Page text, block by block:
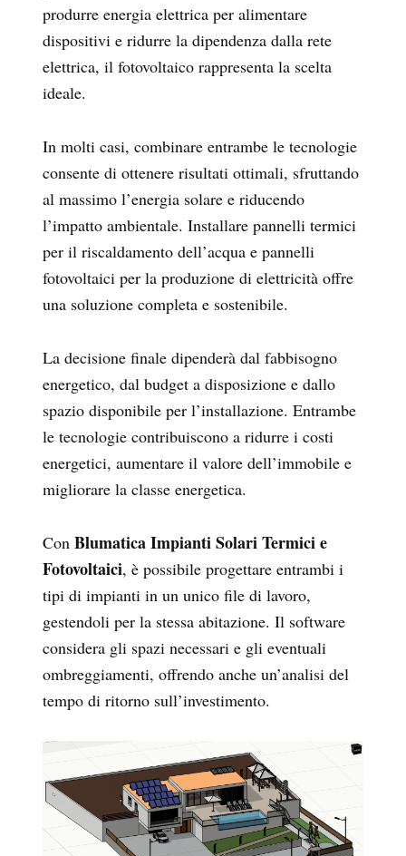
produrre energia elettrica per alimentare
dispositivi e ridurre la dipendenza dalla rete
elettrica, il fotovoltaico rappresenta la scelta
ideale.
In molti casi, combinare entrambe le tecnologie
consente di ottenere risultati ottimali, sfruttando
al massimo l’energia solare e riducendo
l’impatto ambientale. Installare pannelli termici
per il riscaldamento dell’acqua e pannelli
fotovoltaici per la produzione di elettricità offre
una soluzione completa e sostenibile.
La decisione finale dipenderà dal fabbisogno
energetico, dal budget a disposizione e dallo
spazio disponibile per l’installazione. Entrambe
le tecnologie contribuiscono a ridurre i costi
energetici, aumentare il valore dell’immobile e
migliorare la classe energetica.
Con Blumatica Impianti Solari Termici e
Fotovoltaici, è possibile progettare entrambi i
tipi di impianti in un unico file di lavoro,
gestendoli per la stessa abitazione. Il software
considera gli spazi necessari e gli eventuali
ombreggiamenti, offrendo anche un’analisi del
tempo di ritorno sull’investimento.